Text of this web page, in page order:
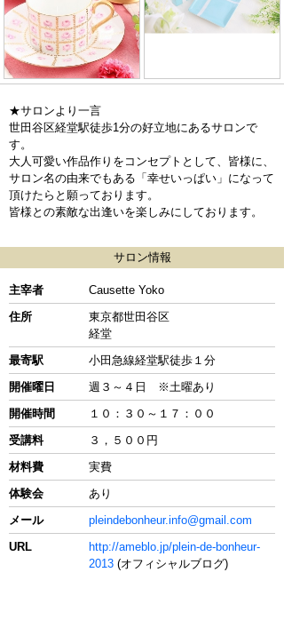
★サロンより一言
世田谷区経堂駅徒歩1分の好立地にあるサロンで
す。
大人可愛い作品作りをコンセプトとして、皆様に、
サロン名の由来でもある「幸せいっぱい」になって
頂けたらと願っております。
皆様との素敵な出逢いを楽しみにしております。
サロン情報
主宰者
Causette Yoko
住所
東京都世田谷区
経堂
最寄駅
小田急線経堂駅徒歩１分
開催曜日
週３～４日 ※土曜あり
開催時間
１０：３０～１７：００
受講料
３，５００円
材料費
実費
体験会
あり
メール
pleindebonheur.info@gmail.com
URL
http://ameblo.jp/plein-de-bonheur-
2013 (オフィシャルブログ)